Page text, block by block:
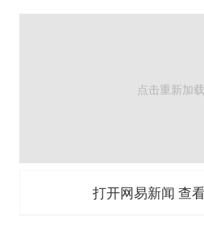
打开网易新闻 查